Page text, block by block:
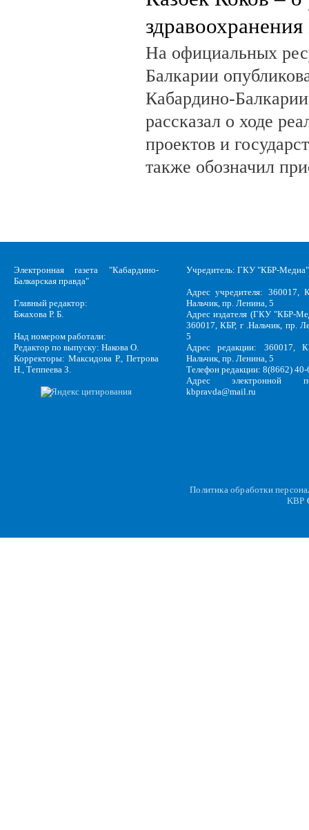
На официальных
Балкарии
Кабардино-
рассказал о ходе
проектов и
также обозначил
Электронная газета "Кабардино-
Балкарская правда"
Главный редактор:
Бжахова Р. Б.
Над номером работали:
Редактор по выпуску: Накова О.
Корректоры: Максидова Р., Петрова
Н., Теппеева З.
Учредитель: ГКУ "КБР-Медиа"
Адрес учредителя: 360017,
Нальчик, пр. Ленина, 5
Адрес издателя (ГКУ "КБР-
360017, КБР, г .Нальчик, пр.
5
Адрес редакции: 360017,
Нальчик, пр. Ленина, 5
Телефон редакции: 8(8662)
Адрес электронной
kbpravda@mail.ru
Политика обработки
KBP